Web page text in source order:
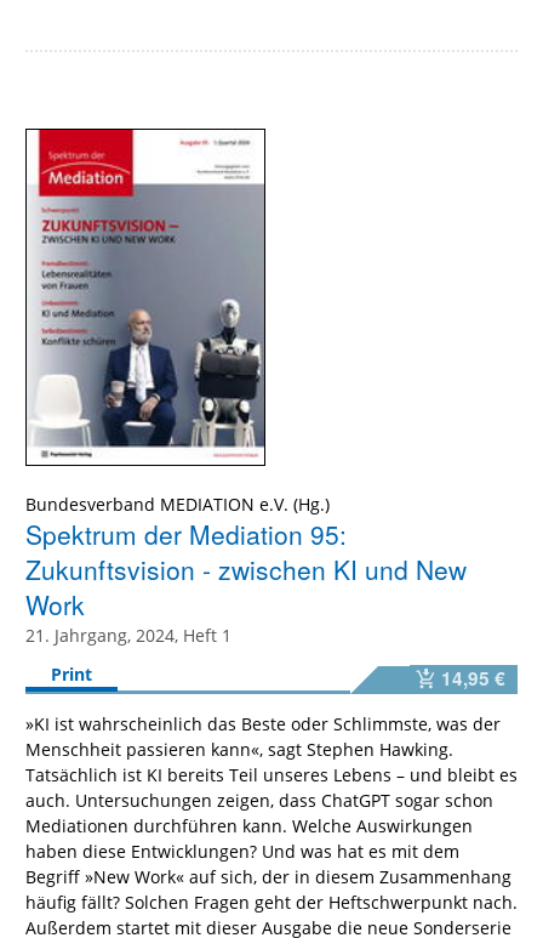
Bundesverband MEDIATION e.V.
Spektrum der Mediation 95:
Zukunftsvision - zwischen KI und New
Work
21. Jahrgang, 2024, Heft 1
Print
14,95 €
»KI ist wahrscheinlich das Beste oder Schlimmste, was der
Menschheit passieren kann«, sagt Stephen Hawking.
Tatsächlich ist KI bereits Teil unseres Lebens – und bleibt es
auch. Untersuchungen zeigen, dass ChatGPT sogar schon
Mediationen durchführen kann. Welche Auswirkungen
haben diese Entwicklungen? Und was hat es mit dem
Begriff »New Work« auf sich, der in diesem Zusammenhang
häufig fällt? Solchen Fragen geht der Heftschwerpunkt nach.
Außerdem startet mit dieser Ausgabe die neue Sonderserie